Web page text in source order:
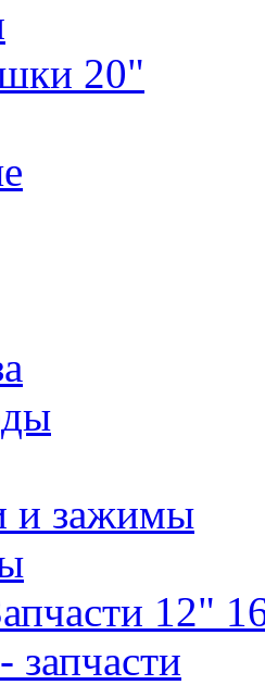
20"
зажимы
12"
запчасти